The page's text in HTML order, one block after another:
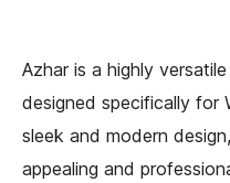
Azhar is a highly
designed specifically for
sleek and modern
appealing and